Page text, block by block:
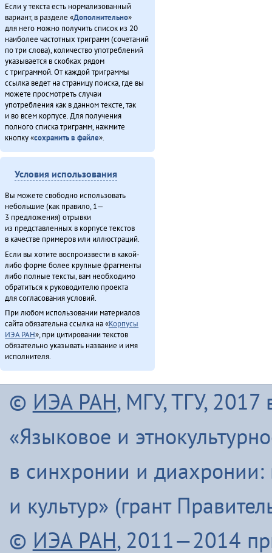
Если у текста есть нормализованный
вариант, в разделе «Дополнительно»
для него можно получить список из 20
наиболее частотных триграмм (сочетаний
по три слова), количество употреблений
указывается в скобках рядом
с триграммой. От каждой триграммы
ссылка ведет на страницу поиска, где вы
можете просмотреть случаи
употребления как в данном тексте, так
и во всем корпусе. Для получения
полного списка триграмм, нажмите
кнопку «сохранить в файле».
Условия использования
Вы можете свободно использовать
небольшие (как правило, 1—
3 предложения) отрывки
из представленных в корпусе текстов
в качестве примеров или иллюстраций.
Если вы хотите воспроизвести в какой-
либо форме более крупные фрагменты
либо полные тексты, вам необходимо
обратиться к руководителю проекта
для согласования условий.
При любом использовании материалов
сайта обязательна ссылка на «Корпусы
ИЭА РАН», при цитировании текстов
обязательно указывать название и имя
исполнителя.
© ИЭА РАН, МГУ, ТГУ, 2017
«Языковое и
в синхронии и диахронии:
и культур» (грант
© ИЭА РАН, 2011—2014